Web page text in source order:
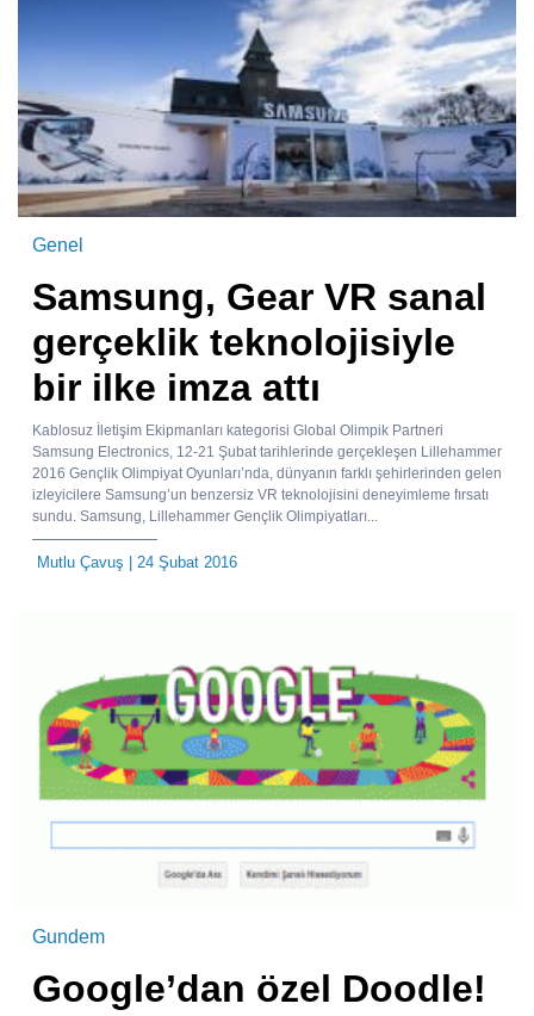
Genel
Samsung, Gear VR sanal
gerçeklik teknolojisiyle
bir ilke imza attı
Kablosuz İletişim Ekipmanları kategorisi Global Olimpik Partneri
Samsung Electronics, 12-21 Şubat tarihlerinde gerçekleşen Lillehammer
2016 Gençlik Olimpiyat Oyunları’nda, dünyanın farklı şehirlerinden gelen
izleyicilere Samsung’un benzersiz VR teknolojisini deneyimleme fırsatı
sundu. Samsung, Lillehammer Gençlik Olimpiyatları...
Mutlu Çavuş | 24 Şubat 2016
Gundem
Google’dan özel Doodle!